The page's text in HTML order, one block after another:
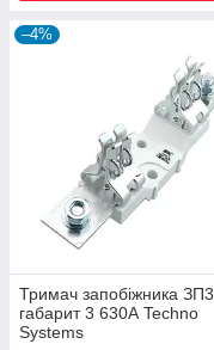
–4%
Тримач запобіжника ЗП3
габарит 3 630А Techno
Systems